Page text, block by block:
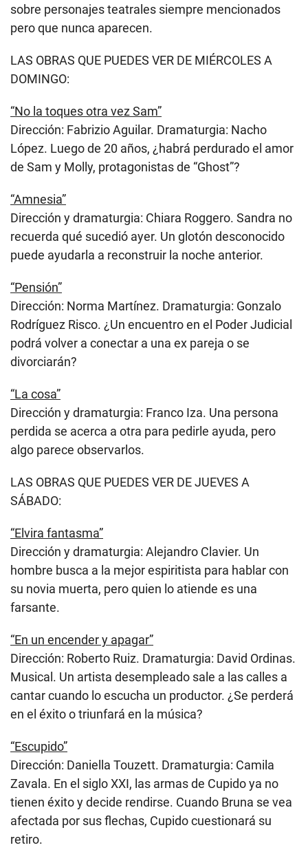
sobre personajes teatrales siempre mencionados
pero que nunca aparecen.
LAS OBRAS QUE PUEDES VER DE MIÉRCOLES A
DOMINGO:
“No la toques otra vez Sam”
Dirección: Fabrizio Aguilar. Dramaturgia: Nacho
López. Luego de 20 años, ¿habrá perdurado el amor
de Sam y Molly, protagonistas de “Ghost”?
“Amnesia”
Dirección y dramaturgia: Chiara Roggero. Sandra no
recuerda qué sucedió ayer. Un glotón desconocido
puede ayudarla a reconstruir la noche anterior.
“Pensión”
Dirección: Norma Martínez. Dramaturgia: Gonzalo
Rodríguez Risco. ¿Un encuentro en el Poder Judicial
podrá volver a conectar a una ex pareja o se
divorciarán?
“La cosa”
Dirección y dramaturgia: Franco Iza. Una persona
perdida se acerca a otra para pedirle ayuda, pero
algo parece observarlos.
LAS OBRAS QUE PUEDES VER DE JUEVES A
SÁBADO:
“Elvira fantasma”
Dirección y dramaturgia: Alejandro Clavier. Un
hombre busca a la mejor espiritista para hablar con
su novia muerta, pero quien lo atiende es una
farsante.
“En un encender y apagar”
Dirección: Roberto Ruiz. Dramaturgia: David Ordinas.
Musical. Un artista desempleado sale a las calles a
cantar cuando lo escucha un productor. ¿Se perderá
en el éxito o triunfará en la música?
“Escupido”
Dirección: Daniella Touzett. Dramaturgia: Camila
Zavala. En el siglo XXI, las armas de Cupido ya no
tienen éxito y decide rendirse. Cuando Bruna se vea
afectada por sus flechas, Cupido cuestionará su
retiro.